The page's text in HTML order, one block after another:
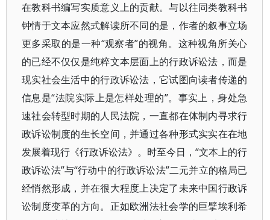
在教科书编写实质意义上的贡献。与以往同类教科书
钟情于文本应然式解读所不同的是，作者的叙事立场
更多采取的是一种“观察者”的视角。这种视角所关心
的已经不仅仅是纯粹文本层面上的行政诉讼法，而是
现实社会生活中的行政诉讼法，它试图向读者传递的
信息是“法院实际上是怎样处理的”。事实上，身处急
速社会转型时期的人民法院，一直都在体制内寻求行
政诉讼制度的生长空间，并通过各种形式实实在在地
发展着现行《行政诉讼法》。时至今日，“文本上的行
政诉讼法”与“行动中的行政诉讼法”二元并立的格局已
经悄然形成，并在很大程度上决定了未来中国行政诉
讼制度变革的方向。正如欧洲法社会学的巨擘埃利希